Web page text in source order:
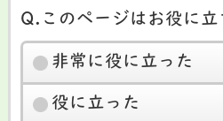
Q.このページはお役に立
非常に役に立った
役に立った